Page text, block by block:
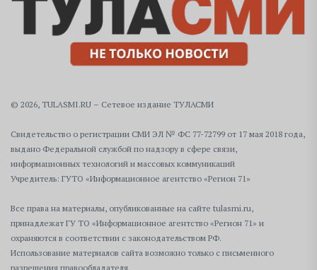
© 2026, TULASMI.RU – Сетевое издание ТУЛАСМИ
Свидетельство о регистрации СМИ ЭЛ № ФС 77-72799 от 17 мая 2018 года,
выдано Федеральной службой по надзору в сфере связи,
информационных технологий и массовых коммуникаций
Учредитель: ГУТО «Информационное агентство «Регион 71»
Все права на материалы, опубликованные на сайте tulasmi.ru,
принадлежат ГУ ТО «Информационное агентство «Регион 71» и
охраняются в соответствии с законодательством РФ.
Использование материалов сайта возможно только с письменного
разрешения правообладателя.